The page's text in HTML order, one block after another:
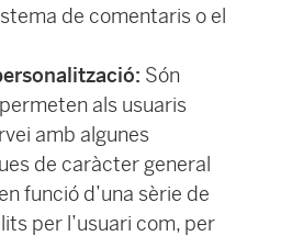
de comentaris o el
Són
als usuaris
amb algunes
de caràcter general
funció d’una sèrie de
per l’usuari com, per